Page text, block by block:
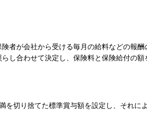
者が会社から受ける毎月の給料などの報酬
し合わせて決定し、保険料と保険給付の額
を切り捨てた標準賞与額を設定し、それに